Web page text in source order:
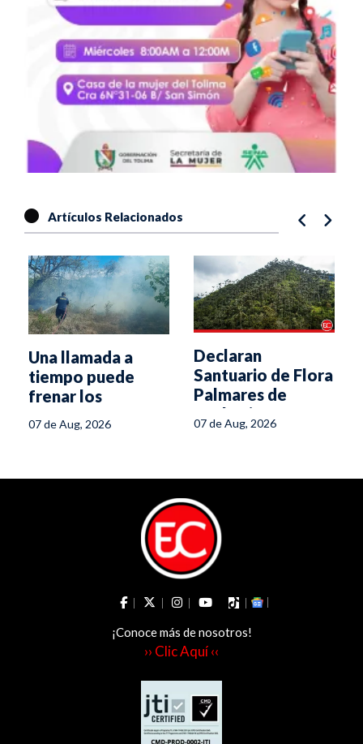
Artículos Relacionados
Una llamada a
tiempo puede
frenar los
forestales en el
07 de Aug, 2026
Declaran
Santuario de Flora
Palmares de
Tochecito
07 de Aug, 2026
¡Conoce más de nosotros!
›› Clic Aquí ‹‹